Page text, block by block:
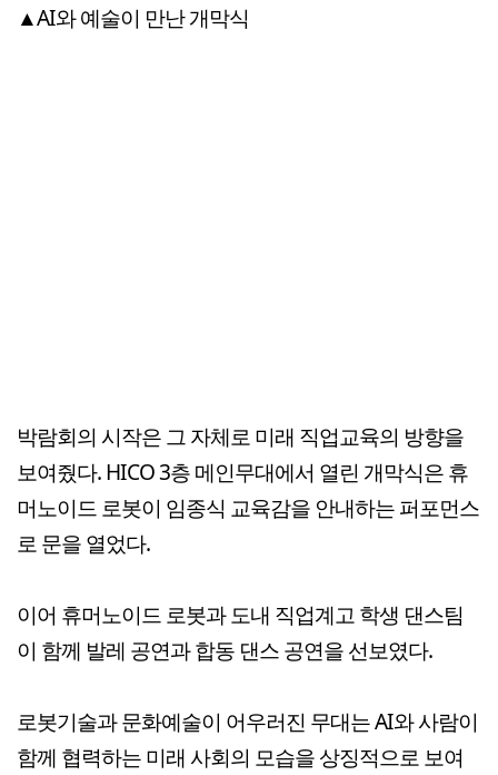
▲AI와 예술이 만난 개막식
박람회의 시작은 그 자체로 미래 직업교육의 방향을
보여줬다. HICO 3층 메인무대에서 열린 개막식은 휴
머노이드 로봇이 임종식 교육감을 안내하는 퍼포먼스
로 문을 열었다.
이어 휴머노이드 로봇과 도내 직업계고 학생 댄스팀
이 함께 발레 공연과 합동 댄스 공연을 선보였다.
로봇기술과 문화예술이 어우러진 무대는 AI와 사람이
함께 협력하는 미래 사회의 모습을 상징적으로 보여